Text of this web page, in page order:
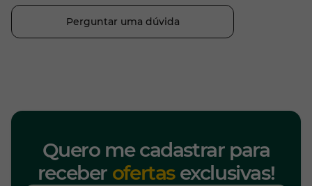
Perguntar uma dúvida
Quero me cadastrar para
receber ofertasexclusivas!